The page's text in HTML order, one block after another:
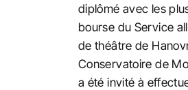
diplômé avec les
bourse du Service
de théâtre de
Conservatoire de
a été invité à